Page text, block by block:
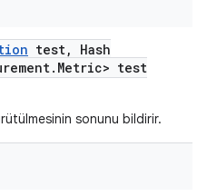
test,
Hash
. Metric> test
sonunu bildirir.